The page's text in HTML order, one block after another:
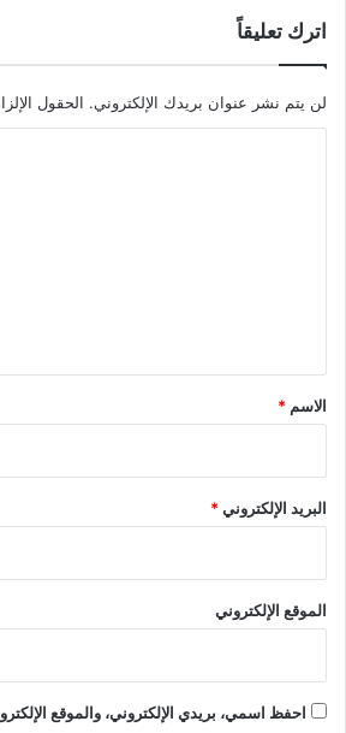
اترك تعليقاً
لن يتم نشر عنوان بريدك الإلكتروني. الحقول
*
الاسم *
البريد الإلكتروني*
الموقع الإلكتروني
احفظ اسمي، بريدي الإلكتروني، والموقع